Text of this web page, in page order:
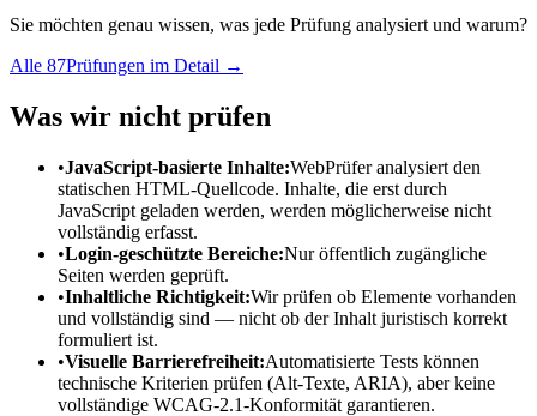
Sie möchten genau wissen, was jede Prüfung analysiert und warum?
Alle 87Prüfungen im Detail →
Was wir nicht prüfen
•JavaScript-basierte Inhalte:WebPrüfer analysiert den
statischen HTML-Quellcode. Inhalte, die erst durch
JavaScript geladen werden, werden möglicherweise nicht
vollständig erfasst.
•Login-geschützte Bereiche:Nur öffentlich zugängliche
Seiten werden geprüft.
•Inhaltliche Richtigkeit:Wir prüfen ob Elemente vorhanden
und vollständig sind — nicht ob der Inhalt juristisch korrekt
formuliert ist.
•Visuelle Barrierefreiheit:Automatisierte Tests können
technische Kriterien prüfen (Alt-Texte, ARIA), aber keine
vollständige WCAG-2.1-Konformität garantieren.